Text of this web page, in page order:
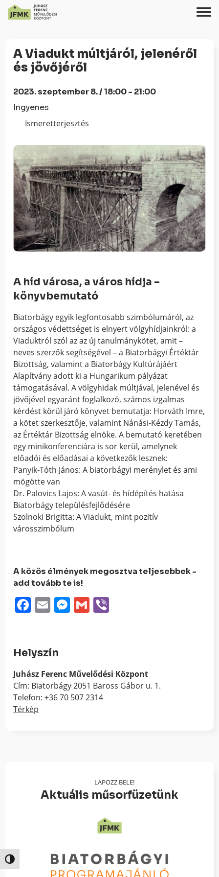
Content
navigációhoz
Nagy kontraszt váltása
A Viadukt múltjáról, jelenéről
és jövőjéről
2023. szeptember 8. / 18:00 - 21:00
Ingyenes
Ismeretterjesztés
A híd városa, a város hídja –
könyvbemutató
Biatorbágy egyik legfontosabb szimbólumáról, az
országos védettséget is elnyert völgyhídjainkról: a
Viaduktról szól az az új tanulmánykötet, amit –
neves szerzők segítségével – a Biatorbágyi Értéktár
Bizottság, valamint a Biatorbágy Kultúrájáért
Alapítvány adott ki a Hungarikum pályázat
támogatásával. A völgyhidak múltjával, jelenével és
jövőjével egyaránt foglalkozó, számos izgalmas
kérdést körül járó könyvet bemutatja: Horváth Imre,
a kötet szerkesztője, valamint Nánási-Kézdy Tamás,
az Értéktár Bizottság elnöke. A bemutató keretében
egy minikonferenciára is sor kerül, amelynek
előadói és előadásai a következők lesznek:
Panyik-Tóth János: A biatorbágyi merénylet és ami
mögötte van
Dr. Palovics Lajos: A vasút- és hídépítés hatása
Biatorbágy településfejlődésére
Szolnoki Brigitta: A Viadukt, mint pozitív
városszimbólum
A közös élmények megosztva teljesebbek -
add tovább te is!
Facebook
EmailMessenger
Gmail
Helyszín
Juhász Ferenc Művelődési Központ
Cím: Biatorbágy 2051 Baross Gábor u. 1.
Telefon: +36 70 507 2314
Térkép
LAPOZZ BELE!
Aktuális műsorfüzetünk